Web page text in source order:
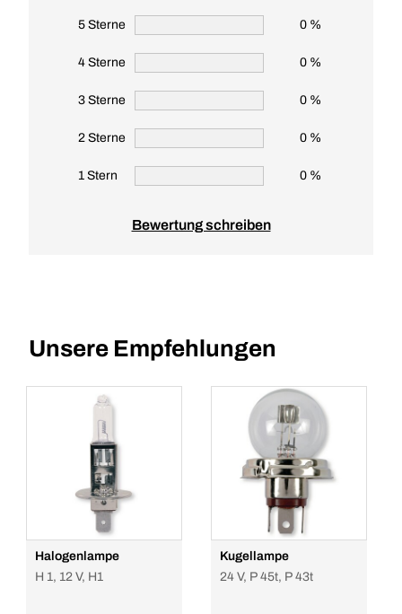
5 Sterne 0 %
4 Sterne 0 %
3 Sterne 0 %
2 Sterne 0 %
1 Stern 0 %
Bewertung schreiben
Unsere Empfehlungen
Halogenlampe
H 1, 12 V, H1
Kugellampe
24 V, P 45t, P 43t